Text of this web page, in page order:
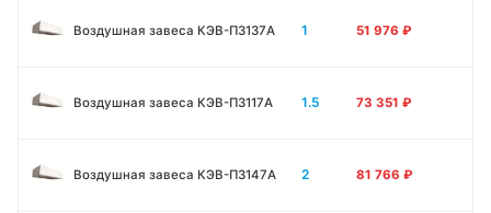
Воздушная завеса КЭВ-П3137A 1 51 976 ₽
Воздушная завеса КЭВ-П3117A 1.5 73 351 ₽
Воздушная завеса КЭВ-П3147A 2 81 766 ₽